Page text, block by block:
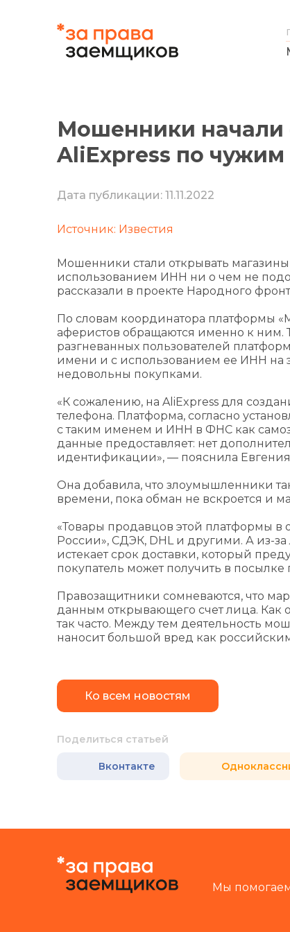
Мошенники начали
AliExpress по
Дата публикации: 11.11.2022
Источник: Известия
Мошенники стали открывать
использованием ИНН ни о чем не
рассказали в проекте Народного
По словам координатора платформы
аферистов обращаются именно к ним.
разгневанных пользователей
имени и с использованием ее ИНН на
недовольны покупками.
«К сожалению, на AliExpress для
телефона. Платформа, согласно
с таким именем и ИНН в ФНС как
данные предоставляет: нет
идентификации», — пояснила Евгения
Она добавила, что злоумышленники
времени, пока обман не вскроется и
«Товары продавцов этой платформы в
России», СДЭК, DHL и другими. А из-за
истекает срок доставки, который
покупатель может получить в
Правозащитники сомневаются, что
данным открывающего счет лица. Как
так часто. Между тем деятельность
наносит большой вред как
Ко всем новостям
Поделиться статьей
Вконтакте
Мы